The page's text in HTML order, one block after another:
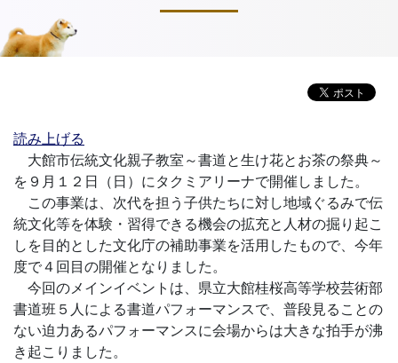
読み上げる
大館市伝統文化親子教室～書道と生け花とお茶の祭典～
を９月１２日（日）にタクミアリーナで開催しました。
この事業は、次代を担う子供たちに対し地域ぐるみで伝
統文化等を体験・習得できる機会の拡充と人材の掘り起こ
しを目的とした文化庁の補助事業を活用したもので、今年
度で４回目の開催となりました。
今回のメインイベントは、県立大館桂桜高等学校芸術部
書道班５人による書道パフォーマンスで、普段見ることの
ない迫力あるパフォーマンスに会場からは大きな拍手が沸
き起こりました。